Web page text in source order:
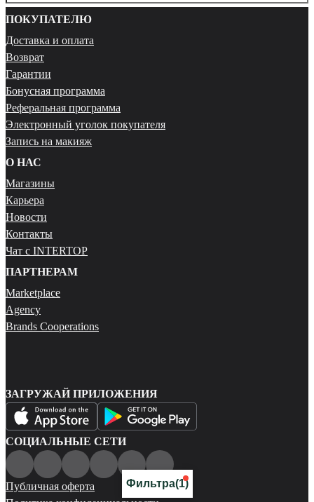
Фильтра(1)
ПОКУПАТЕЛЮ
Доставка и оплата
Возврат
Гарантии
Бонусная программа
Реферальная программа
Электронный уголок покупателя
Запись на макияж
О НАС
Магазины
Карьера
Новости
Контакты
Чат с INTERTOP
ПАРТНЕРАМ
Marketplace
Agency
Brands Cooperations
ЗАГРУЖАЙ ПРИЛОЖЕНИЯ
СОЦИАЛЬНЫЕ СЕТИ
Публичная оферта